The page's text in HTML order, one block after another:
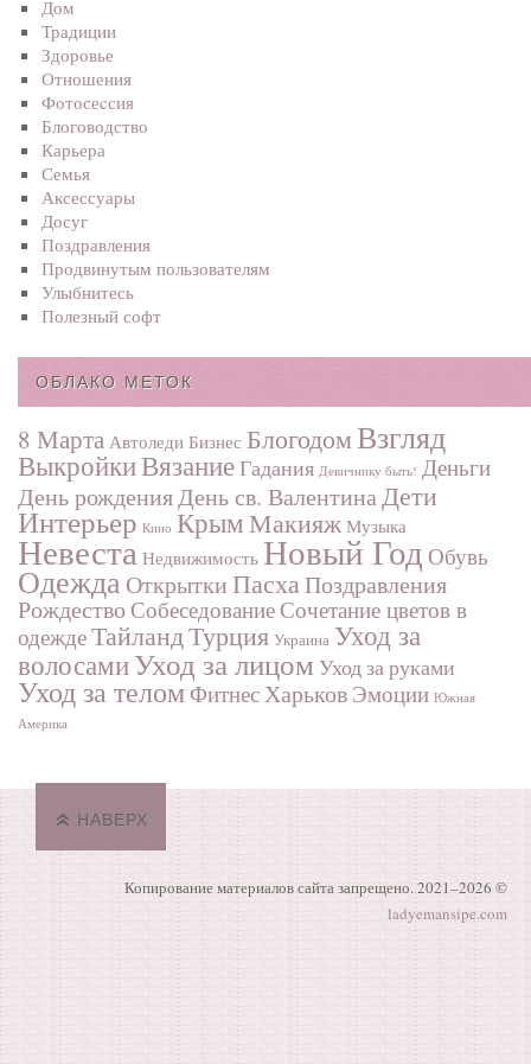
Дом
Традиции
Здоровье
Отношения
Фотосеcсия
Блоговодство
Карьера
Семья
Аксессуары
Досуг
Поздравления
Продвинутым пользователям
Улыбнитесь
Полезный софт
ОБЛАКО МЕТОК
8 Марта Автоледи Бизнес БлогодомВзгляд
ВыкройкиВязаниеГадания Девичнику быть! Деньги
День рожденияДень св. ВалентинаДети
Интерьер Кино КрымМакияж Музыка
Невеста Недвижимость Новый Год Обувь
Одежда ОткрыткиПасхаПоздравления
РождествоСобеседованиеСочетание цветов в
одеждеТайландТурция Украина Уход за
волосамиУход за лицом Уход за руками
Уход за теломФитнесХарьков Эмоции Южная
Америка
НАВЕРХ
Копирование материалов сайта запрещено. 2021–2026 ©
ladyemansipe.com